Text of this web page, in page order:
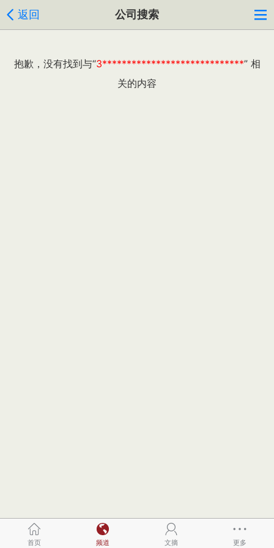
返回 公司搜索
抱歉，没有找到与“3*****************************” 相
关的内容
首页 频道 文摘 更多